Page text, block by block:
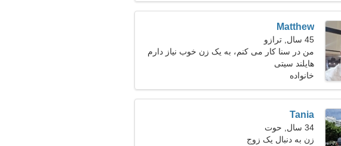
Matthew
45 سال, ترازو
من در سنا کار می کنم، به یک زن خوب نیاز دارم
هایلند سیتی
خانواده
Tania
34 سال, حوت
زن به دنبال یک زوج